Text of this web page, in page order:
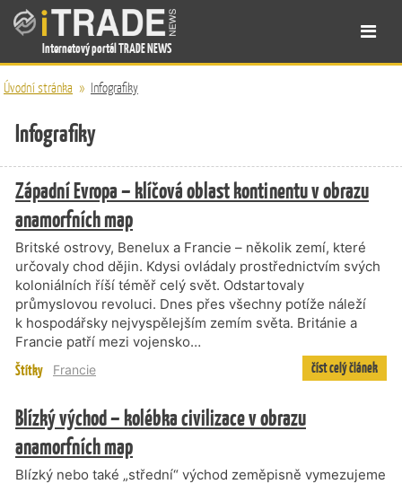
Internetový portál TRADE NEWS
Úvodní stránka » Infografiky
Infografiky
Západní Evropa – klíčová oblast kontinentu v obrazu
anamorfních map
Britské ostrovy, Benelux a Francie – několik zemí, které
určovaly chod dějin. Kdysi ovládaly prostřednictvím svých
koloniálních říší téměř celý svět. Odstartovaly
průmyslovou revoluci. Dnes přes všechny potíže náleží
k hospodářsky nejvyspělejším zemím světa. Británie a
Francie patří mezi vojensko…
Štítky Francie číst celý článek
Blízký východ – kolébka civilizace v obrazu
anamorfních map
Blízký nebo také „střední“ východ zeměpisně vymezujeme